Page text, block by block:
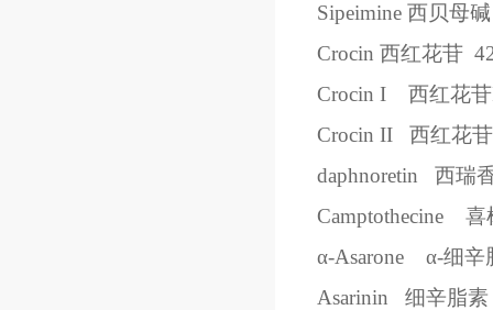
Sipeimine 西贝母碱
Crocin 西红花苷
Crocin I
西红花苷
Crocin II
西红花苷
daphnoretin
西瑞
Camptothecine
喜
α-Asarone α-细辛
Asarinin
细辛脂素